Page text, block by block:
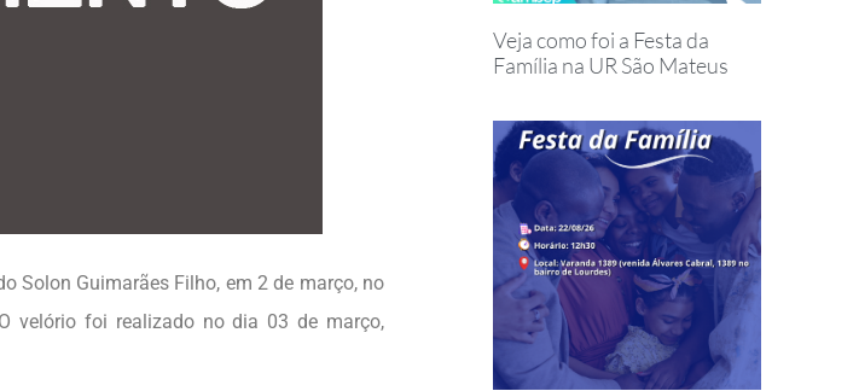
Solon Guimarães Filho, em 2 de março, no
velório foi realizado no dia 03 de março,
Veja como foi a Festa da
Família na UR São Mateus